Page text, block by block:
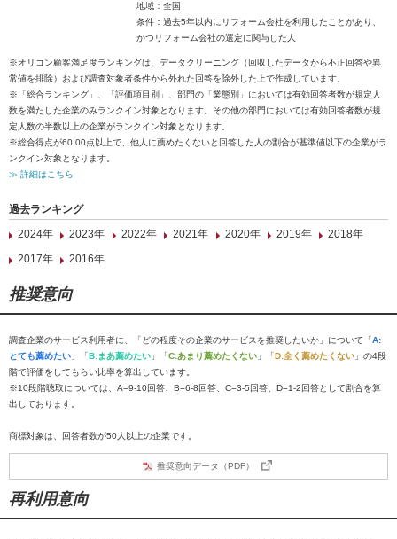
地域：全国
条件：過去5年以内にリフォーム会社を利用したことがあり、
かつリフォーム会社の選定に関与した人
※オリコン顧客満足度ランキングは、データクリーニング（回収したデータから不正回答や異
常値を排除）および調査対象者条件から外れた回答を除外した上で作成しています。
※「総合ランキング」、「評価項目別」、部門の「業態別」においては有効回答者数が規定人
数を満たした企業のみランクイン対象となります。その他の部門においては有効回答者数が規
定人数の半数以上の企業がランクイン対象となります。
※総合得点が60.00点以上で、他人に薦めたくないと回答した人の割合が基準値以下の企業がラ
ンクイン対象となります。
≫ 詳細はこちら
過去ランキング
2024年
2023年 2022年 2021年 2020年 2019年
2018年
2017年
2016年
推奨意向
調査企業のサービス利用者に、「どの程度その企業のサービスを推奨したいか」について「A:
とても薦めたい 」「B:まあ薦めたい 」「C:あまり薦めたくない 」「D:全く薦めたくない 」の4段
階で評価をしてもらい比率を算出しています。
※10段階聴取については、A=9-10回答、B=6-8回答、C=3-5回答、D=1-2回答として割合を算
出しております。
商標対象は、回答者数が50人以上の企業です。
推奨意向データ（PDF）
再利用意向